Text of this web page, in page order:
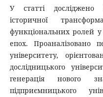
У статті досліджено
історичної
функціональних ролей у
епох. Проаналізовано
університету,
дослідницького
генерація нового
підприємницького